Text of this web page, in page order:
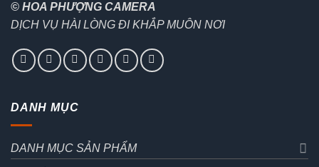
© HOA PHƯỢNG CAMERA
DỊCH VỤ HÀI LÒNG ĐI KHẮP MUÔN NƠI
DANH MỤC
DANH MỤC SẢN PHẨM